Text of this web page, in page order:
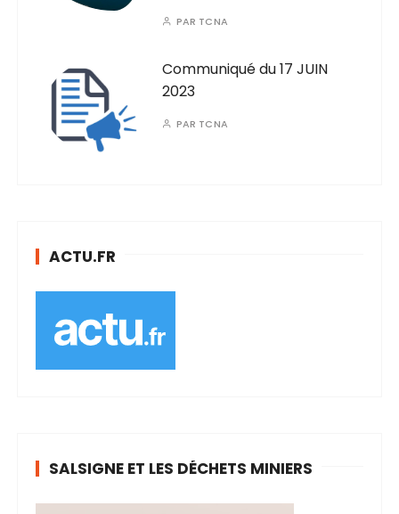
PAR TCNA
Communiqué du 17 JUIN
2023
PAR TCNA
ACTU.FR
SALSIGNE ET LES DÉCHETS MINIERS